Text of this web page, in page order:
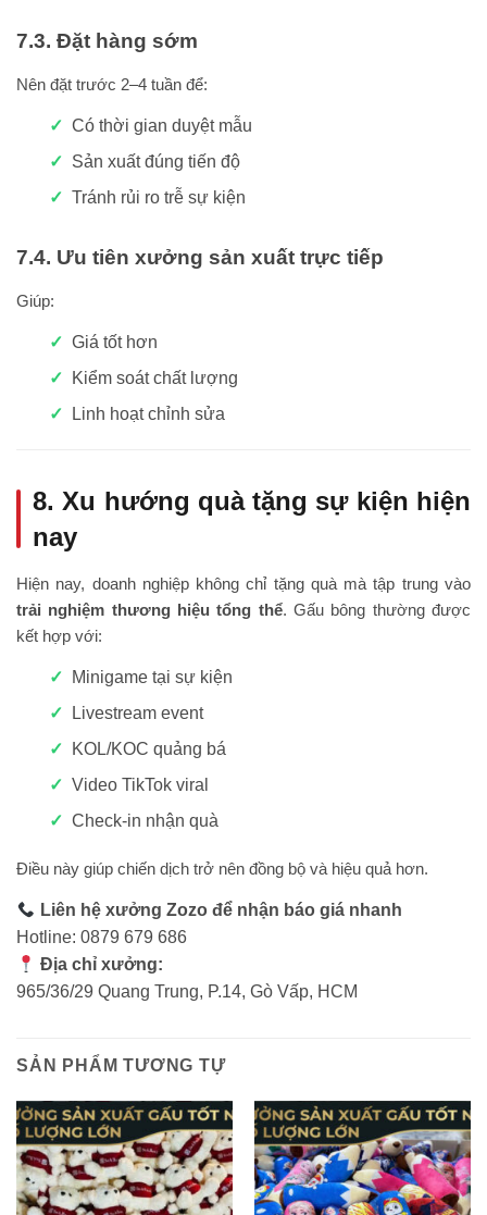
7.3. Đặt hàng sớm
Nên đặt trước 2–4 tuần để:
Có thời gian duyệt mẫu
Sản xuất đúng tiến độ
Tránh rủi ro trễ sự kiện
7.4. Ưu tiên xưởng sản xuất trực tiếp
Giúp:
Giá tốt hơn
Kiểm soát chất lượng
Linh hoạt chỉnh sửa
8. Xu hướng quà tặng sự kiện hiện
nay
Hiện nay, doanh nghiệp không chỉ tặng quà mà tập trung vào
trải nghiệm thương hiệu tổng thể. Gấu bông thường được
kết hợp với:
Minigame tại sự kiện
Livestream event
KOL/KOC quảng bá
Video TikTok viral
Check-in nhận quà
Điều này giúp chiến dịch trở nên đồng bộ và hiệu quả hơn.
Liên hệ xưởng Zozo để nhận báo giá nhanh
Hotline: 0879 679 686
Địa chỉ xưởng:
965/36/29 Quang Trung, P.14, Gò Vấp, HCM
SẢN PHẨM TƯƠNG TỰ